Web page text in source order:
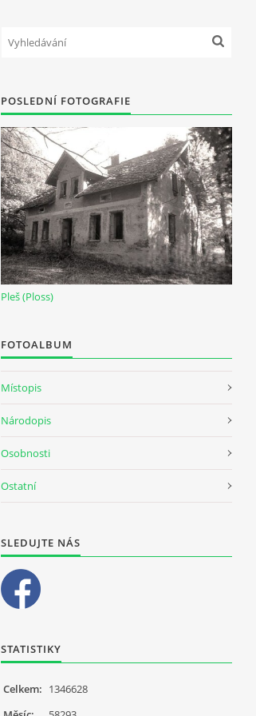
POSLEDNÍ FOTOGRAFIE
Pleš (Ploss)
FOTOALBUM
Místopis
Národopis
Osobnosti
Ostatní
SLEDUJTE NÁS
STATISTIKY
Celkem: 1346628